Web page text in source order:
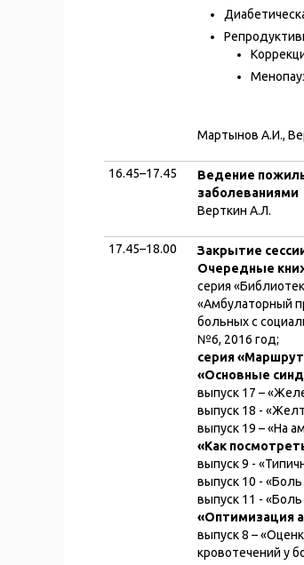
Мартынов А.И.,
16.45–17.45
Ведение
заболеваниями
Верткин А.Л.
17.45–18.00
Закрытие
Очередные
серия
«Амбулаторный
больных с
№6, 2016 год;
серия
«Основные
выпуск 17 –
выпуск 18 -
выпуск 19 – «На
«Как
выпуск 9 -
выпуск 10 -
выпуск 11 -
«Оптимизация
выпуск 8 –
кровотечений у